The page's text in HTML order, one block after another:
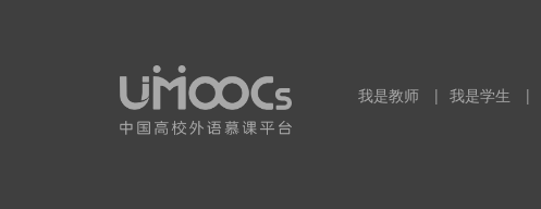
我是教师 | 我是学生 |